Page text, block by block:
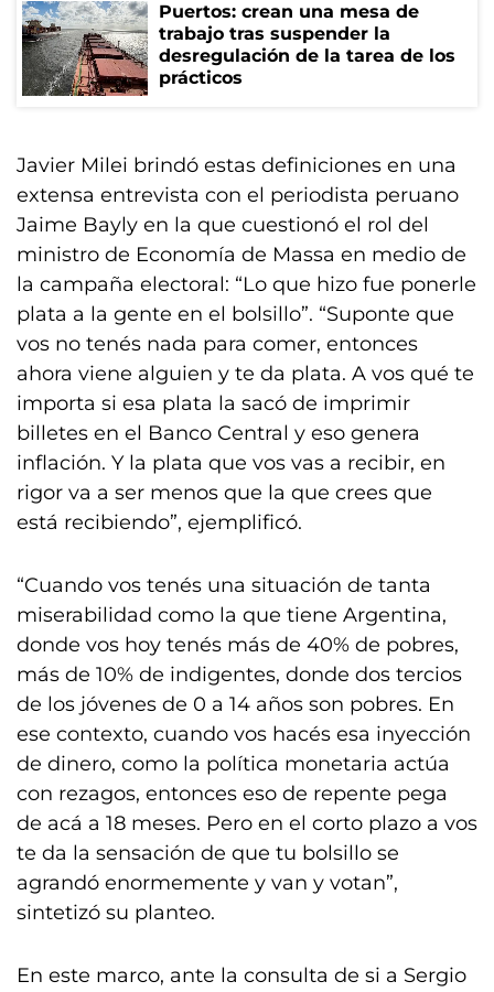
Puertos: crean una mesa de
trabajo tras suspender la
desregulación de la tarea de los
prácticos
Javier Milei brindó estas definiciones en una
extensa entrevista con el periodista peruano
Jaime Bayly en la que cuestionó el rol del
ministro de Economía de Massa en medio de
la campaña electoral: “Lo que hizo fue ponerle
plata a la gente en el bolsillo”. “Suponte que
vos no tenés nada para comer, entonces
ahora viene alguien y te da plata. A vos qué te
importa si esa plata la sacó de imprimir
billetes en el Banco Central y eso genera
inflación. Y la plata que vos vas a recibir, en
rigor va a ser menos que la que crees que
está recibiendo”, ejemplificó.
“Cuando vos tenés una situación de tanta
miserabilidad como la que tiene Argentina,
donde vos hoy tenés más de 40% de pobres,
más de 10% de indigentes, donde dos tercios
de los jóvenes de 0 a 14 años son pobres. En
ese contexto, cuando vos hacés esa inyección
de dinero, como la política monetaria actúa
con rezagos, entonces eso de repente pega
de acá a 18 meses. Pero en el corto plazo a vos
te da la sensación de que tu bolsillo se
agrandó enormemente y van y votan”,
sintetizó su planteo.
En este marco, ante la consulta de si a Sergio